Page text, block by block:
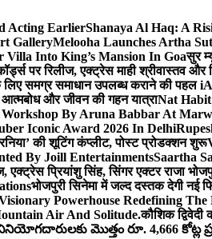
Acting EarlierShanaya Al Haq: A
GalleryMelooha Launches Artha
Villa Into King’s Mansion In Goaसुर
पर रिलीज, एक्ट्रेस माही श्रीवास्तव और
लिए समग्र समाधान उपलब्ध कराने की पहल i
और जीवन की गहन यात्राNat
By Aruna Babbar At
Iconic Award 2026 In Delhi
की शूटिंग कंप्लीट, पोस्ट प्रोडक्शन शुरू
By Joill EntertainmentsSaartha
एक्ट्रेस प्रियांशु सिंह, सिंगर एक्टर राजा
भोजपुरी सिनेमा में जल्द दस्तक देगी नई
Powerhouse Redefining
Air And Solitude.कौशिक
మొత్తం రూ. 4,666